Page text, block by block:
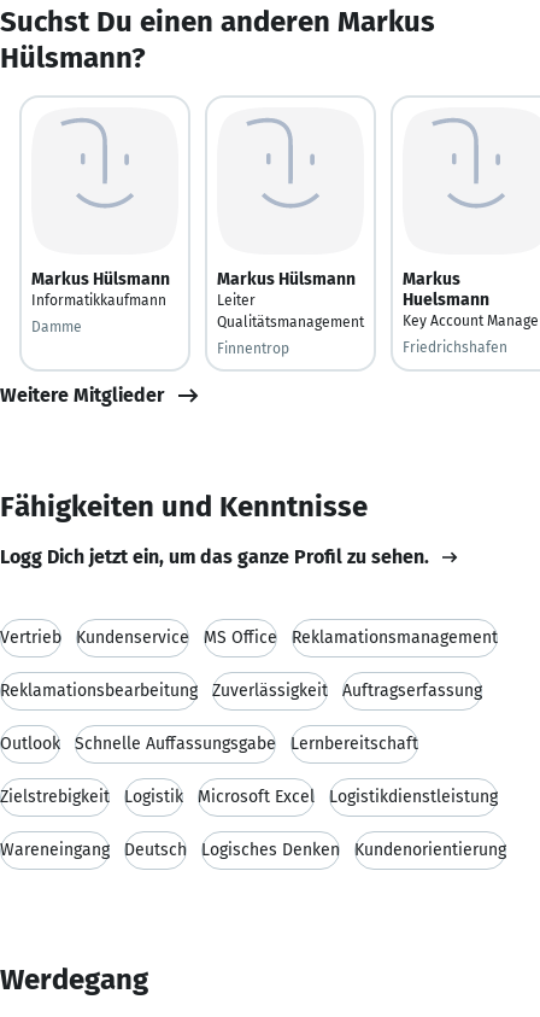
Suchst Du einen anderen Markus
Hülsmann?
Markus Hülsmann
Informatikkaufmann
Damme
Markus Hülsmann
Leiter
Qualitätsmanagement
Finnentrop
Markus
Huelsmann
Key Account
Friedrichshafen
Weitere Mitglieder
Fähigkeiten und Kenntnisse
Logg Dich jetzt ein, um das ganze Profil zu sehen.
Vertrieb Kundenservice MS Office Reklamationsmanagement
Reklamationsbearbeitung Zuverlässigkeit Auftragserfassung
Outlook Schnelle Auffassungsgabe Lernbereitschaft
Zielstrebigkeit Logistik Microsoft Excel Logistikdienstleistung
Wareneingang Deutsch Logisches Denken Kundenorientierung
Werdegang